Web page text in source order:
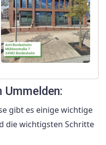
Ummelden:
gibt es einige wichtige
die wichtigsten Schritte